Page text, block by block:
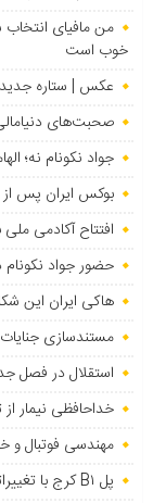
من مافیای
خوب است
عکس | ستاره جدید
صحبت‌های
جواد نکونام نه؛
بوکس ایران پس از ۸۵ سال صاحب آکادمی تیم های ملی شد
افتتاح آکادمی
حضور جواد
هاکی ایران این
مستندسازی
استقلال در فصل
خداحافظی نیمار
مهندسی فوتبال و
پل B۱ کرج با تغییراتی در سازه، ترمیم می‌شود